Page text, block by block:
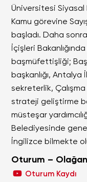
Üniversitesi
Kamu görevine
başladı. Daha
İçişleri
başmüfettişliği;
başkanlığı,
sekreterlik,
strateji geliştirme
müsteşar
Belediyesinde
İngilizce bilmekte
Oturum – Olağan
Oturum Kaydı